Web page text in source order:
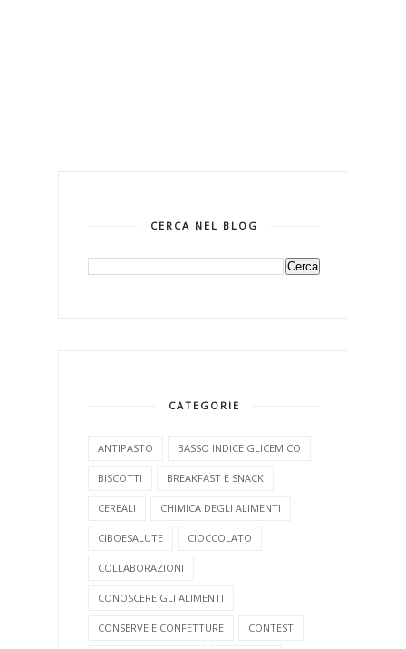
CERCA NEL BLOG
CATEGORIE
ANTIPASTO BASSO INDICE GLICEMICO
BISCOTTI BREAKFAST E SNACK
CEREALI CHIMICA DEGLI ALIMENTI
CIBOESALUTE CIOCCOLATO
COLLABORAZIONI
CONOSCERE GLI ALIMENTI
CONSERVE E CONFETTURE CONTEST